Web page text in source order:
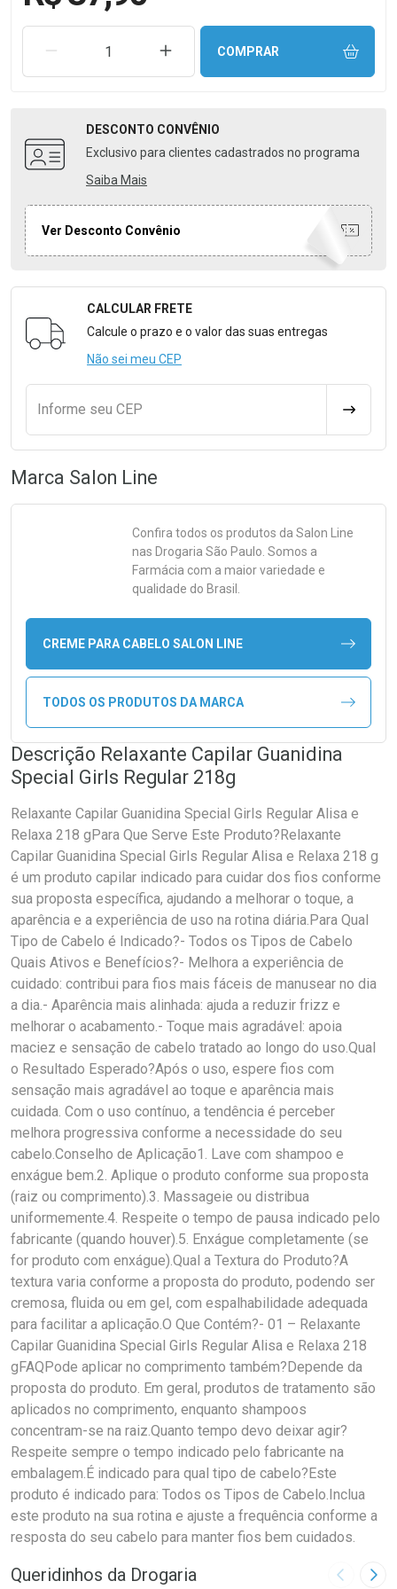
REMOVER UMA UNIDADEAUMENTAR UMA UNIDADE
COMPRAR
DESCONTO CONVÊNIO
Exclusivo para clientes cadastrados no programa
Saiba Mais
Ver Desconto Convênio
Formulário para Calcular o Frete
CALCULAR FRETE
Calcule o prazo e o valor das suas entregas
Não sei meu CEP
Informe seu CEP
Marca Salon Line
Confira todos os produtos da Salon Line
nas Drogaria São Paulo. Somos a
Farmácia com a maior variedade e
qualidade do Brasil.
CREME PARA CABELO SALON LINE
TODOS OS PRODUTOS DA MARCA
Descrição Relaxante Capilar Guanidina
Special Girls Regular 218g
Relaxante Capilar Guanidina Special Girls Regular Alisa e
Relaxa 218 gPara Que Serve Este Produto?Relaxante
Capilar Guanidina Special Girls Regular Alisa e Relaxa 218 g
é um produto capilar indicado para cuidar dos fios conforme
sua proposta específica, ajudando a melhorar o toque, a
aparência e a experiência de uso na rotina diária.Para Qual
Tipo de Cabelo é Indicado?- Todos os Tipos de Cabelo
Quais Ativos e Benefícios?- Melhora a experiência de
cuidado: contribui para fios mais fáceis de manusear no dia
a dia.- Aparência mais alinhada: ajuda a reduzir frizz e
melhorar o acabamento.- Toque mais agradável: apoia
maciez e sensação de cabelo tratado ao longo do uso.Qual
o Resultado Esperado?Após o uso, espere fios com
sensação mais agradável ao toque e aparência mais
cuidada. Com o uso contínuo, a tendência é perceber
melhora progressiva conforme a necessidade do seu
cabelo.Conselho de Aplicação1. Lave com shampoo e
enxágue bem.2. Aplique o produto conforme sua proposta
(raiz ou comprimento).3. Massageie ou distribua
uniformemente.4. Respeite o tempo de pausa indicado pelo
fabricante (quando houver).5. Enxágue completamente (se
for produto com enxágue).Qual a Textura do Produto?A
textura varia conforme a proposta do produto, podendo ser
cremosa, fluida ou em gel, com espalhabilidade adequada
para facilitar a aplicação.O Que Contém?- 01 – Relaxante
Capilar Guanidina Special Girls Regular Alisa e Relaxa 218
gFAQPode aplicar no comprimento também?Depende da
proposta do produto. Em geral, produtos de tratamento são
aplicados no comprimento, enquanto shampoos
concentram-se na raiz.Quanto tempo devo deixar agir?
Respeite sempre o tempo indicado pelo fabricante na
embalagem.É indicado para qual tipo de cabelo?Este
produto é indicado para: Todos os Tipos de Cabelo.Inclua
este produto na sua rotina e ajuste a frequência conforme a
resposta do seu cabelo para manter fios bem cuidados.
Queridinhos da Drogaria Imagem